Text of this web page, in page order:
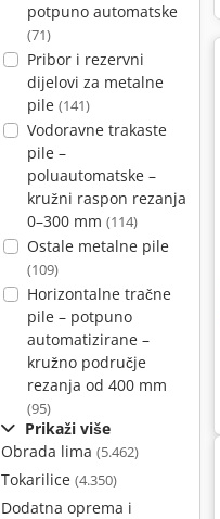
potpuno automatske
(71)
Pribor i rezervni
dijelovi za metalne
pile (141)
Vodoravne trakaste
pile –
poluautomatske –
kružni raspon rezanja
0–300 mm (114)
Ostale metalne pile
(109)
Horizontalne tračne
pile – potpuno
automatizirane –
kružno područje
rezanja od 400 mm
(95)
Prikaži više
Obrada lima (5.462)
Tokarilice (4.350)
Dodatna oprema i